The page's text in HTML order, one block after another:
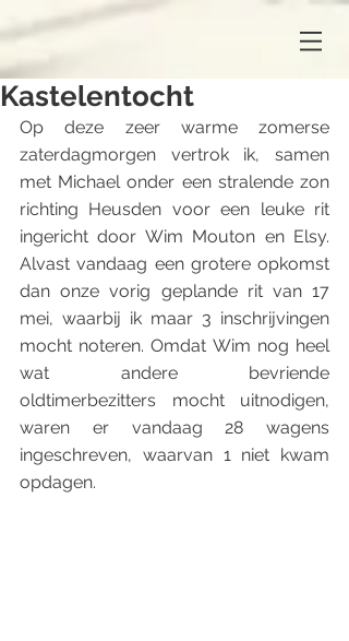
Kastelentocht
Op deze zeer warme zomerse
zaterdagmorgen vertrok ik, samen
met Michael onder een stralende zon
richting Heusden voor een leuke rit
ingericht door Wim Mouton en Elsy.
Alvast vandaag een grotere opkomst
dan onze vorig geplande rit van 17
mei, waarbij ik maar 3 inschrijvingen
mocht noteren. Omdat Wim nog heel
wat andere bevriende
oldtimerbezitters mocht uitnodigen,
waren er vandaag 28 wagens
ingeschreven, waarvan 1 niet kwam
opdagen.